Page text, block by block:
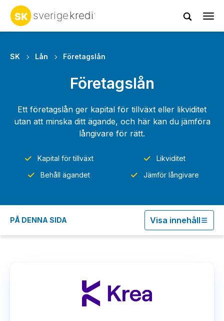
SK Lån Företagslån
Företagslån
Ett företagslån ger kapital för tillväxt eller likviditet
utan att minska ditt ägande, och här kan du jämföra
långivare för rätt.
Kapital för tillväxt
Likviditet
Behåll ägandet
Jämför långivare
PÅ DENNA SIDA Visa innehåll